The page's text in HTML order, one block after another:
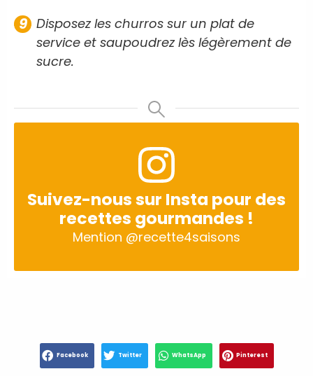
Disposez les churros sur un plat de
service et saupoudrez lès légèrement de
sucre.
Suivez-nous sur Insta pour des
recettes gourmandes !
Mention @recette4saisons
Facebook Twitter WhatsApp Pinterest